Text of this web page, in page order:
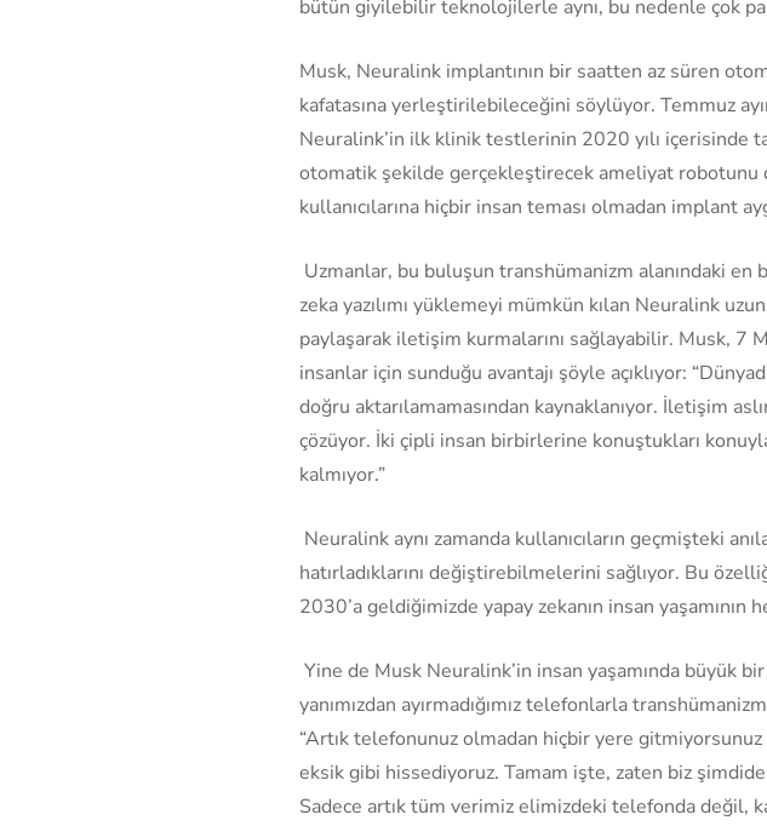
bütün giyilebilir teknolojilerle aynı, bu nedenle çok
Musk, Neuralink implantının bir saatten az süren
kafatasına yerleştirilebileceğini söylüyor. Temmuz
Neuralink’in ilk klinik testlerinin 2020 yılı içerisinde
otomatik şekilde gerçekleştirecek ameliyat
kullanıcılarına hiçbir insan teması olmadan implant
Uzmanlar, bu buluşun transhümanizm alanındaki en
zeka yazılımı yüklemeyi mümkün kılan Neuralink
paylaşarak iletişim kurmalarını sağlayabilir. Musk, 7
insanlar için sunduğu avantajı şöyle açıklıyor:
doğru aktarılamamasından kaynaklanıyor. İletişim
çözüyor. İki çipli insan birbirlerine konuştukları
kalmıyor.”
Neuralink aynı zamanda kullanıcıların geçmişteki
hatırladıklarını değiştirebilmelerini sağlıyor. Bu
2030’a geldiğimizde yapay zekanın insan yaşamının
Yine de Musk Neuralink’in insan yaşamında büyük
yanımızdan ayırmadığımız telefonlarla
“Artık telefonunuz olmadan hiçbir yere gitmiyorsunuz
eksik gibi hissediyoruz. Tamam işte, zaten biz
Sadece artık tüm verimiz elimizdeki telefonda değil,